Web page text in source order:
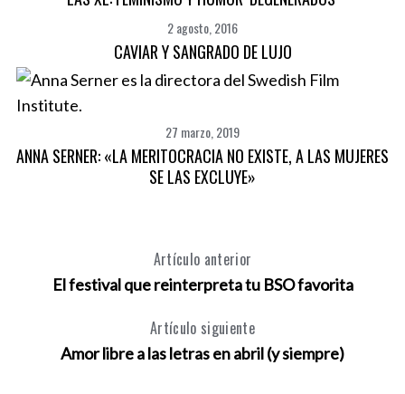
2 agosto, 2016
CAVIAR Y SANGRADO DE LUJO
27 marzo, 2019
ANNA SERNER: «LA MERITOCRACIA NO EXISTE, A LAS MUJERES
SE LAS EXCLUYE»
Artículo anterior
El festival que reinterpreta tu BSO favorita
Artículo siguiente
Amor libre a las letras en abril (y siempre)